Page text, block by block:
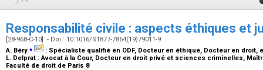
Responsabilité civile : aspects éthiques et
[28-968-C-10] - Doi : 10.1016/S1877-7864(19)79011-9
A. Béry ⁎ : Spécialiste qualifié en ODF, Docteur en éthique, Docteur en droit,
L. Delprat :Avocat à la Cour, Docteur en droit privé et sciences criminelles,
Faculté de droit de Paris 8